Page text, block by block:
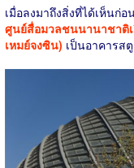
เมื่อลงมาถึงสิ่งที่ได้เห็นก่
ศูนย์สื่อมวลชนนานาชาติเ
เหมย์จงซิน) เป็นอาคารส